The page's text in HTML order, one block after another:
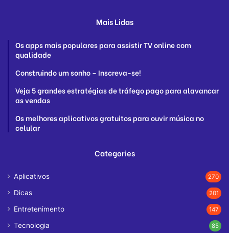
Mais Lidas
Os apps mais populares para assistir TV online com
qualidade
Construindo um sonho – Inscreva-se!
Veja 5 grandes estratégias de tráfego pago para alavancar
as vendas
Os melhores aplicativos gratuitos para ouvir música no
celular
Categories
Aplicativos 270
Dicas 201
Entretenimento 147
Tecnologia 85